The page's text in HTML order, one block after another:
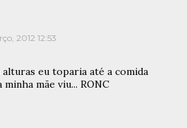
2012 12:53
alturas eu toparia até a comida
mãe viu... RONC